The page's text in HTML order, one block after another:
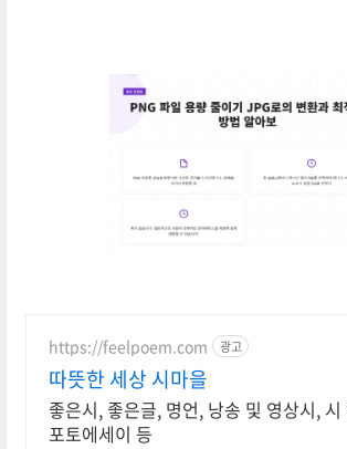
https://feelpoem.com 광고
따뜻한 세상 시마을
좋은시, 좋은글, 명언, 낭송 및 영상시,
포토에세이 등